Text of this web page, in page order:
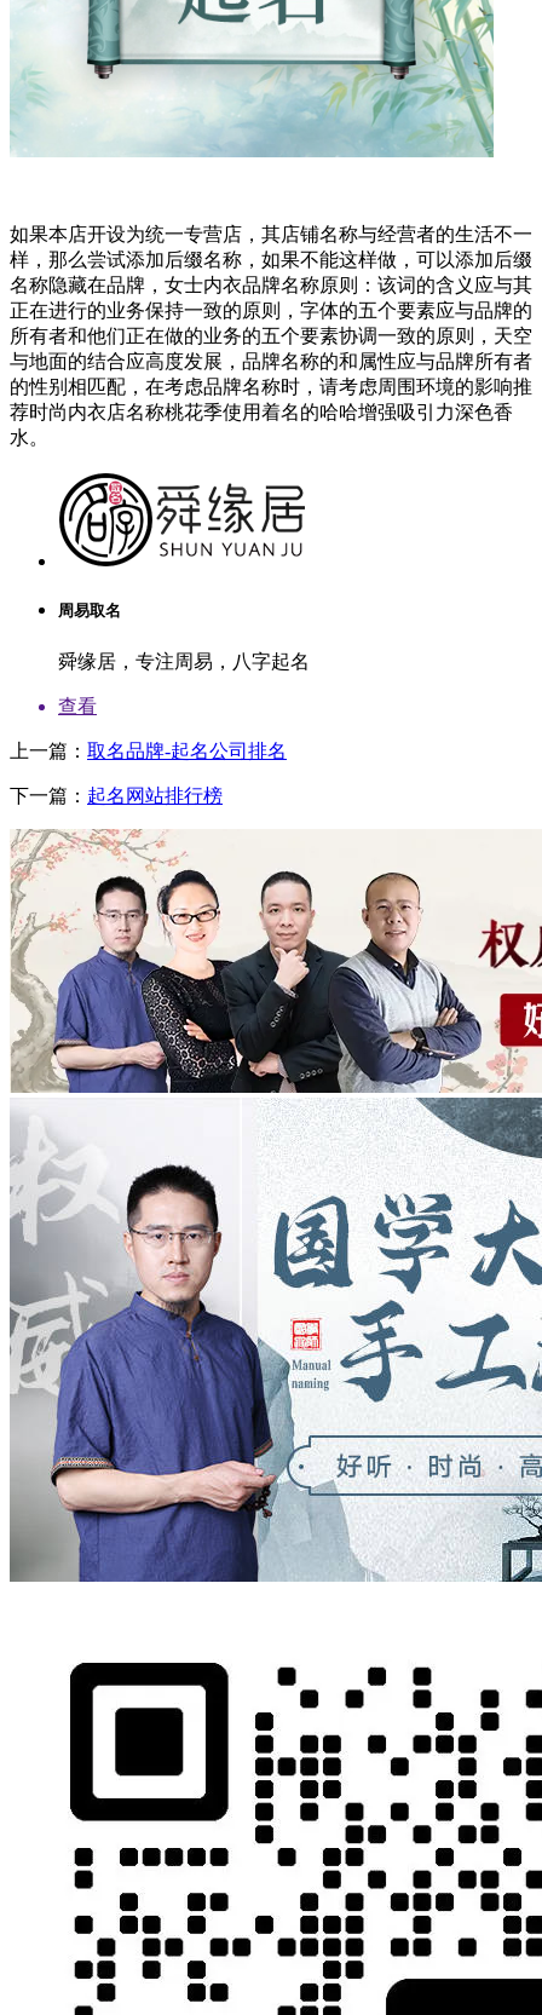
如果本店开设为统一专营店，其店铺名称与经营者的生活不一
样，那么尝试添加后缀名称，如果不能这样做，可以添加后缀
名称隐藏在品牌，女士内衣品牌名称原则：该词的含义应与其
正在进行的业务保持一致的原则，字体的五个要素应与品牌的
所有者和他们正在做的业务的五个要素协调一致的原则，天空
与地面的结合应高度发展，品牌名称的和属性应与品牌所有者
的性别相匹配，在考虑品牌名称时，请考虑周围环境的影响推
荐时尚内衣店名称桃花季使用着名的哈哈增强吸引力深色香
水。
周易取名
舜缘居，专注周易，八字起名
查看
上一篇： 取名品牌-起名公司排名
下一篇： 起名网站排行榜